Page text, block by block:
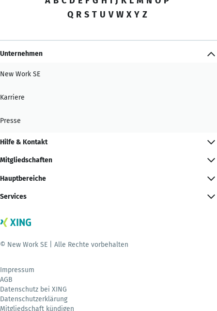
Q R S T U V W X Y Z
Unternehmen
New Work SE
Karriere
Presse
Hilfe & Kontakt
Mitgliedschaften
Hauptbereiche
Services
© New Work SE | Alle Rechte vorbehalten
Impressum
AGB
Datenschutz bei XING
Datenschutzerklärung
Mitgliedschaft kündigen